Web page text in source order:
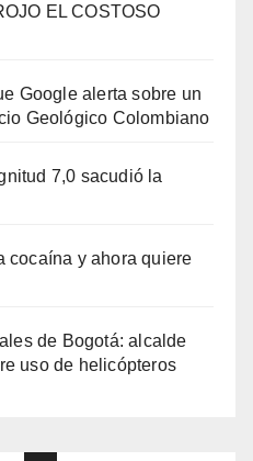
EL COSTOSO
Google alerta sobre un
Geológico Colombiano
7,0 sacudió la
cocaína y ahora quiere
de Bogotá: alcalde
uso de helicópteros